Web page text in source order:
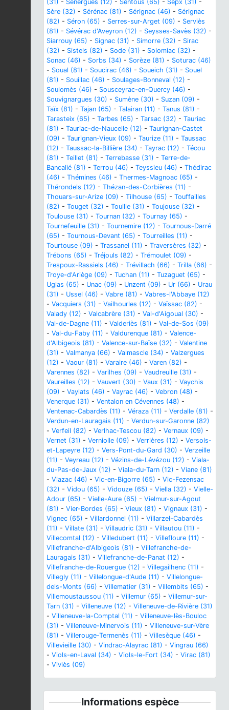
(31) - Sénergues (12) - Sentous (65) - Sepx (31) -
Sère (32) - Sérénac (81) - Sérignac (46) - Sérignac
(82) - Séron (65) - Serres-sur-Arget (09) - Serviès
(81) - Sévérac d'Aveyron (12) - Seysses-Savès (32) -
Siarrouy (65) - Signac (31) - Simorre (32) - Sirac
(32) - Sistels (82) - Sode (31) - Solomiac (32) -
Sonac (46) - Sorbs (34) - Sorèze (81) - Soturac (46)
- Soual (81) - Soucirac (46) - Soueich (31) - Souel
(81) - Souillac (46) - Soulages-Bonneval (12) -
Soulomès (46) - Sousceyrac-en-Quercy (46) -
Souvignargues (30) - Sumène (30) - Suzan (09) -
Taïx (81) - Tajan (65) - Talairan (11) - Tanus (81) -
Tarasteix (65) - Tarbes (65) - Tarsac (32) - Tauriac
(81) - Tauriac-de-Naucelle (12) - Taurignan-Castet
(09) - Taurignan-Vieux (09) - Taurize (11) - Taussac
(12) - Taussac-la-Billière (34) - Tayrac (12) - Técou
(81) - Teillet (81) - Terrebasse (31) - Terre-de-
Bancalié (81) - Terrou (46) - Teyssieu (46) - Thédirac
(46) - Thémines (46) - Thermes-Magnoac (65) -
Thérondels (12) - Thézan-des-Corbières (11) -
Thouars-sur-Arize (09) - Tilhouse (65) - Touffailles
(82) - Touget (32) - Touille (31) - Toujouse (32) -
Toulouse (31) - Tournan (32) - Tournay (65) -
Tournefeuille (31) - Tournemire (12) - Tournous-Darré
(65) - Tournous-Devant (65) - Tourreilles (11) -
Tourtouse (09) - Trassanel (11) - Traversères (32) -
Trébons (65) - Tréjouls (82) - Trémoulet (09) -
Trespoux-Rassiels (46) - Trévillach (66) - Trilla (66) -
Troye-d'Ariège (09) - Tuchan (11) - Tuzaguet (65) -
Uglas (65) - Unac (09) - Unzent (09) - Ur (66) - Urau
(31) - Ussel (46) - Vabre (81) - Vabres-l'Abbaye (12)
- Vacquiers (31) - Vailhourles (12) - Vaïssac (82) -
Valady (12) - Valcabrère (31) - Val-d'Aigoual (30) -
Val-de-Dagne (11) - Valderiès (81) - Val-de-Sos (09)
- Val-du-Faby (11) - Valdurenque (81) - Valence-
d'Albigeois (81) - Valence-sur-Baïse (32) - Valentine
(31) - Valmanya (66) - Valmascle (34) - Valzergues
(12) - Vaour (81) - Varaire (46) - Varen (82) -
Varennes (82) - Varilhes (09) - Vaudreuille (31) -
Vaureilles (12) - Vauvert (30) - Vaux (31) - Vaychis
(09) - Vaylats (46) - Vayrac (46) - Vebron (48) -
Venerque (31) - Ventalon en Cévennes (48) -
Ventenac-Cabardès (11) - Véraza (11) - Verdalle (81) -
Verdun-en-Lauragais (11) - Verdun-sur-Garonne (82)
- Verfeil (82) - Verlhac-Tescou (82) - Vernaux (09) -
Vernet (31) - Verniolle (09) - Verrières (12) - Versols-
et-Lapeyre (12) - Vers-Pont-du-Gard (30) - Verzeille
(11) - Veyreau (12) - Vézins-de-Lévézou (12) - Viala-
du-Pas-de-Jaux (12) - Viala-du-Tarn (12) - Viane (81)
- Viazac (46) - Vic-en-Bigorre (65) - Vic-Fezensac
(32) - Vidou (65) - Vidouze (65) - Viella (32) - Vielle-
Adour (65) - Vielle-Aure (65) - Vielmur-sur-Agout
(81) - Vier-Bordes (65) - Vieux (81) - Vignaux (31) -
Vignec (65) - Villardonnel (11) - Villarzel-Cabardès
(11) - Villate (31) - Villaudric (31) - Villautou (11) -
Villecomtal (12) - Villedubert (11) - Villefloure (11) -
Villefranche-d'Albigeois (81) - Villefranche-de-
Lauragais (31) - Villefranche-de-Panat (12) -
Villefranche-de-Rouergue (12) - Villegailhenc (11) -
Villegly (11) - Villelongue-d'Aude (11) - Villelongue-
dels-Monts (66) - Villematier (31) - Villembits (65) -
Villemoustaussou (11) - Villemur (65) - Villemur-sur-
Tarn (31) - Villeneuve (12) - Villeneuve-de-Rivière (31)
- Villeneuve-la-Comptal (11) - Villeneuve-lès-Bouloc
(31) - Villeneuve-Minervois (11) - Villeneuve-sur-Vère
(81) - Villerouge-Termenès (11) - Villesèque (46) -
Villevieille (30) - Vindrac-Alayrac (81) - Vingrau (66)
- Viols-en-Laval (34) - Viols-le-Fort (34) - Virac (81)
- Viviès (09)
Informations espèce